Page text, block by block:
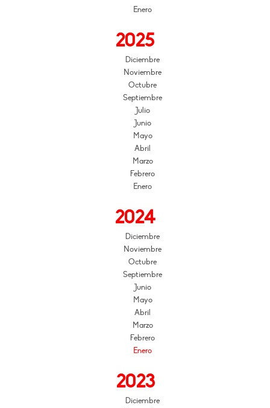
Enero
2025
Diciembre
Noviembre
Octubre
Septiembre
Julio
Junio
Mayo
Abril
Marzo
Febrero
Enero
2024
Diciembre
Noviembre
Octubre
Septiembre
Junio
Mayo
Abril
Marzo
Febrero
Enero
2023
Diciembre